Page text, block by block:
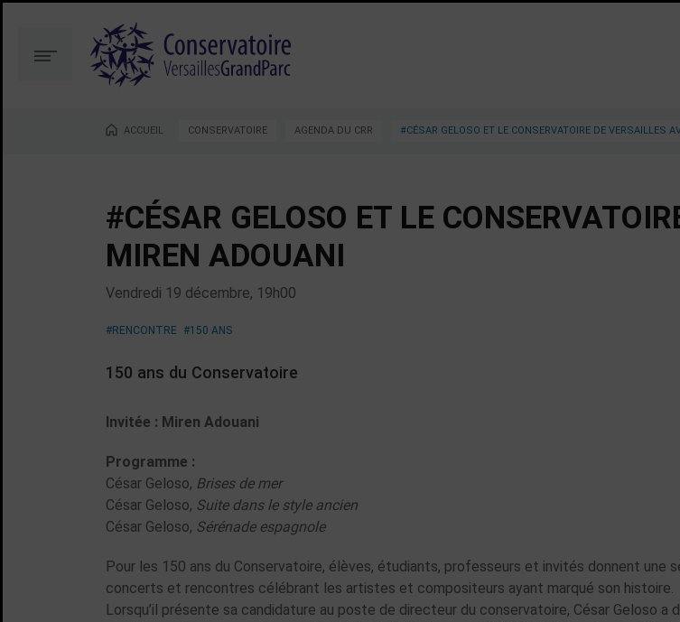
contenu
la
recherche
Menu
Vous êtes ici :
ACCUEIL CONSERVATOIRE AGENDA DU CRR #CÉSAR GELOSO ET LE CONSERVATOIRE DE VERSAILLES
#CÉSAR GELOSO ET LE
MIREN ADOUANI
Vendredi 19 décembre, 19h00
#RENCONTRE #150 ANS
150 ans du Conservatoire
Invitée : Miren Adouani
Programme :
César Geloso, Brises de mer
César Geloso, Suite dans le style ancien
César Geloso, Sérénade espagnole
Pour les 150 ans du Conservatoire, élèves, étudiants, professeurs et invités donnent une
concerts et rencontres célébrant les artistes et compositeurs ayant marqué son histoire.
Lorsqu’il présente sa candidature au poste de directeur du conservatoire, César Geloso a